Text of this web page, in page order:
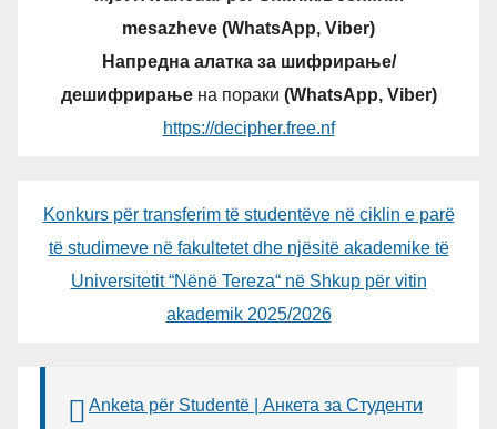
mesazheve (WhatsApp, Viber)
Напредна алатка за шифрирање/
дешифрирањена пораки (WhatsApp, Viber)
https://decipher.free.nf
Konkurs për transferim të studentëve në ciklin e parë
të studimeve në fakultetet dhe njësitë akademike të
Universitetit “Nënë Tereza“ në Shkup për vitin
akademik 2025/2026
Anketa për Studentë | Анкета за Студенти